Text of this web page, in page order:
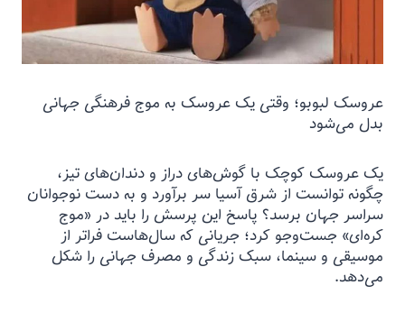
عروسک لبوبو؛ وقتی یک عروسک به موج فرهنگی جهانی
بدل می‌شود
یک عروسک کوچک با گوش‌های دراز و دندان‌های تیز،
چگونه توانست از شرق آسیا سر برآورد و به دست نوجوانان
سراسر جهان برسد؟ پاسخ این پرسش را باید در «موج
کره‌ای» جست‌وجو کرد؛ جریانی که سال‌هاست فراتر از
موسیقی و سینما، سبک زندگی و مصرف جهانی را شکل
می‌دهد.